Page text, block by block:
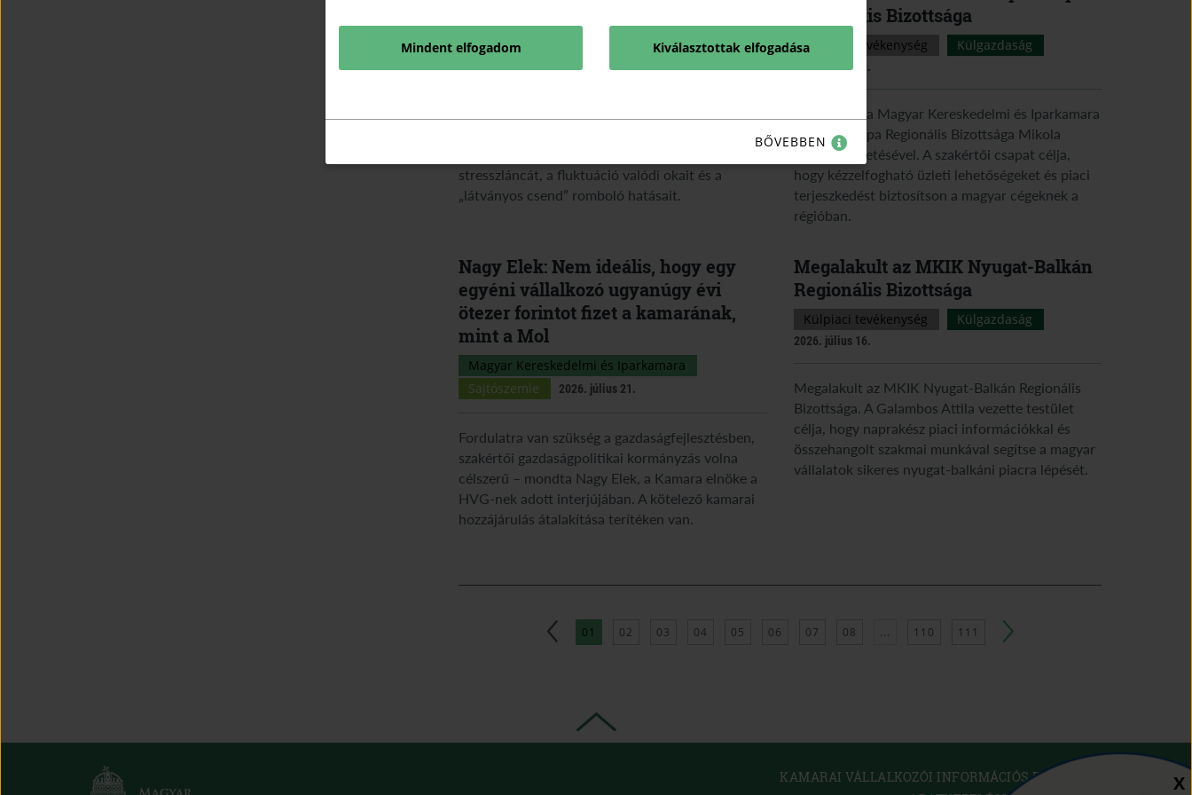
Magyar Kereskedelmi és Iparkamara
stresszláncát, a fluktuáció valódi okait és a
„látványos csend” romboló hatásait.
Regionális Bizottsága
Külpiaci tevékenység Külgazdaság
2026. július 22.
Megalakult a Magyar Kereskedelmi és Iparkamara
Közép-Európa Regionális Bizottsága Mikola
Gergely vezetésével. A szakértői csapat célja,
hogy kézzelfogható üzleti lehetőségeket és piaci
terjeszkedést biztosítson a magyar cégeknek a
régióban.
Nagy Elek: Nem ideális, hogy egy
egyéni vállalkozó ugyanúgy évi
ötezer forintot fizet a kamarának,
mint a Mol
Magyar Kereskedelmi és Iparkamara
Sajtószemle
2026. július 21.
Fordulatra van szükség a gazdaságfejlesztésben,
szakértői gazdaságpolitikai kormányzás volna
célszerű – mondta Nagy Elek, a Kamara elnöke a
HVG-nek adott interjújában. A kötelező kamarai
hozzájárulás átalakítása terítéken van.
Megalakult az MKIK Nyugat-Balkán
Regionális Bizottsága
Külpiaci tevékenység Külgazdaság
2026. július 16.
Megalakult az MKIK Nyugat-Balkán Regionális
Bizottsága. A Galambos Attila vezette testület
célja, hogy naprakész piaci információkkal és
összehangolt szakmai munkával segítse a magyar
vállalatok sikeres nyugat-balkáni piacra lépését.
01 02 03 04 05 06 07 08 ... 110 111
X
KAMARAI VÁLLALKOZÓI INFORMÁCIÓS RENDSZER
Mindent elfogadom Kiválasztottak elfogadása
BŐVEBBEN